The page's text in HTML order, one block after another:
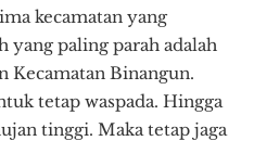
kecamatan yang
yang paling parah adalah
Kecamatan Binangun.
tetap waspada. Hingga
tinggi. Maka tetap jaga